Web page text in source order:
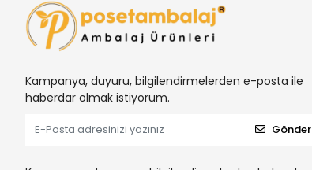
Kampanya, duyuru, bilgilendirmelerden e-posta ile
haberdar olmak istiyorum.
Gönder